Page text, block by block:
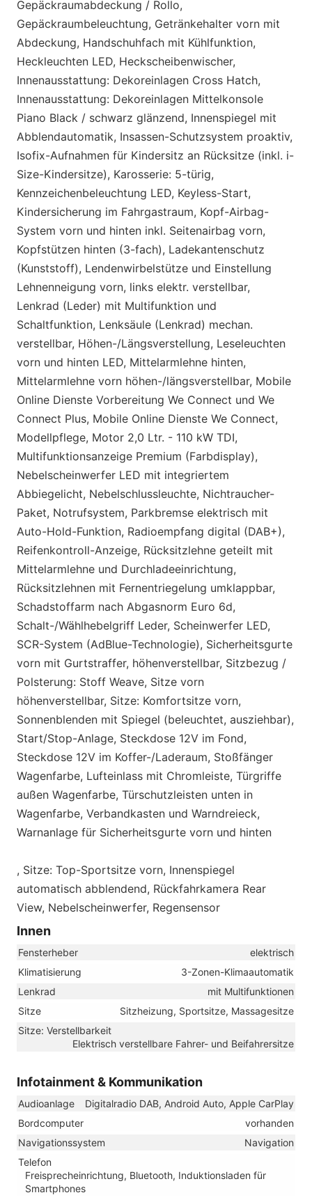
Gepäckraumabdeckung / Rollo,
Gepäckraumbeleuchtung, Getränkehalter vorn mit
Abdeckung, Handschuhfach mit Kühlfunktion,
Heckleuchten LED, Heckscheibenwischer,
Innenausstattung: Dekoreinlagen Cross Hatch,
Innenausstattung: Dekoreinlagen Mittelkonsole
Piano Black / schwarz glänzend, Innenspiegel mit
Abblendautomatik, Insassen-Schutzsystem proaktiv,
Isofix-Aufnahmen für Kindersitz an Rücksitze (inkl. i-
Size-Kindersitze), Karosserie: 5-türig,
Kennzeichenbeleuchtung LED, Keyless-Start,
Kindersicherung im Fahrgastraum, Kopf-Airbag-
System vorn und hinten inkl. Seitenairbag vorn,
Kopfstützen hinten (3-fach), Ladekantenschutz
(Kunststoff), Lendenwirbelstütze und Einstellung
Lehnenneigung vorn, links elektr. verstellbar,
Lenkrad (Leder) mit Multifunktion und
Schaltfunktion, Lenksäule (Lenkrad) mechan.
verstellbar, Höhen-/Längsverstellung, Leseleuchten
vorn und hinten LED, Mittelarmlehne hinten,
Mittelarmlehne vorn höhen-/längsverstellbar, Mobile
Online Dienste Vorbereitung We Connect und We
Connect Plus, Mobile Online Dienste We Connect,
Modellpflege, Motor 2,0 Ltr. - 110 kW TDI,
Multifunktionsanzeige Premium (Farbdisplay),
Nebelscheinwerfer LED mit integriertem
Abbiegelicht, Nebelschlussleuchte, Nichtraucher-
Paket, Notrufsystem, Parkbremse elektrisch mit
Auto-Hold-Funktion, Radioempfang digital (DAB+),
Reifenkontroll-Anzeige, Rücksitzlehne geteilt mit
Mittelarmlehne und Durchladeeinrichtung,
Rücksitzlehnen mit Fernentriegelung umklappbar,
Schadstoffarm nach Abgasnorm Euro 6d,
Schalt-/Wählhebelgriff Leder, Scheinwerfer LED,
SCR-System (AdBlue-Technologie), Sicherheitsgurte
vorn mit Gurtstraffer, höhenverstellbar, Sitzbezug /
Polsterung: Stoff Weave, Sitze vorn
höhenverstellbar, Sitze: Komfortsitze vorn,
Sonnenblenden mit Spiegel (beleuchtet, ausziehbar),
Start/Stop-Anlage, Steckdose 12V im Fond,
Steckdose 12V im Koffer-/Laderaum, Stoßfänger
Wagenfarbe, Lufteinlass mit Chromleiste, Türgriffe
außen Wagenfarbe, Türschutzleisten unten in
Wagenfarbe, Verbandkasten und Warndreieck,
Warnanlage für Sicherheitsgurte vorn und hinten
, Sitze: Top-Sportsitze vorn, Innenspiegel
automatisch abblendend, Rückfahrkamera Rear
View, Nebelscheinwerfer, Regensensor
Innen
Fensterheber
elektrisch
Klimatisierung
3-Zonen-Klimaautomatik
Lenkrad
mit Multifunktionen
Sitze
Sitzheizung, Sportsitze, Massagesitze
Sitze: Verstellbarkeit
Elektrisch verstellbare Fahrer- und Beifahrersitze
Infotainment & Kommunikation
Audioanlage
Digitalradio DAB, Android Auto, Apple CarPlay
Bordcomputer
vorhanden
Navigationssystem
Navigation
Telefon
Freisprecheinrichtung, Bluetooth, Induktionsladen für
Smartphones